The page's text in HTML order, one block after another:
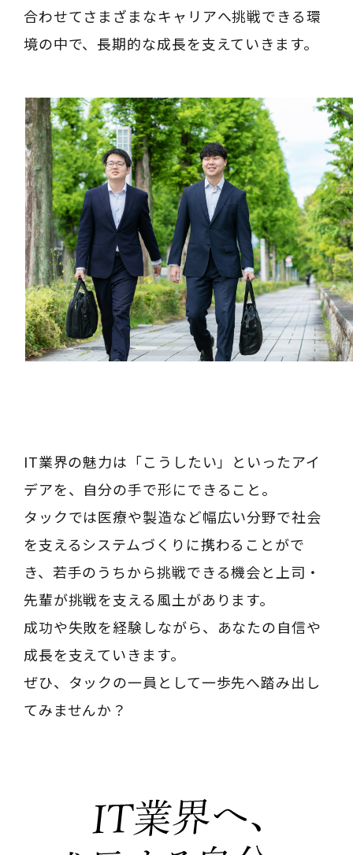
合わせてさまざまなキャリアへ挑戦できる環
境の中で、長期的な成長を支えていきます。
IT業界の魅力は「こうしたい」といったアイ
デアを、自分の手で形にできること。
タックでは医療や製造など幅広い分野で社会
を支えるシステムづくりに携わることがで
き、若手のうちから挑戦できる機会と上司・
先輩が挑戦を支える風土があります。
成功や失敗を経験しながら、あなたの自信や
成長を支えていきます。
ぜひ、タックの一員として一歩先へ踏み出し
てみませんか？